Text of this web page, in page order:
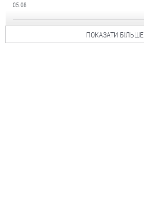
05.08
ПОКАЗАТИ БІЛЬШЕ